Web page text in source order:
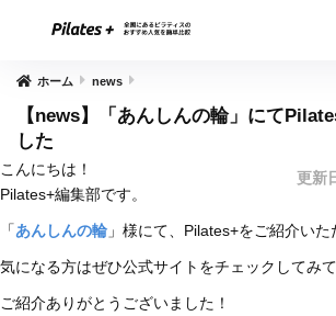
ホーム news
【news】「あんしんの輪」にて
した
更新
こんにちは！
Pilates+編集部です。
「あんしんの輪 」様にて、Pilates+をご紹介いた
気になる方はぜひ公式サイトをチェックしてみ
ご紹介ありがとうございました！